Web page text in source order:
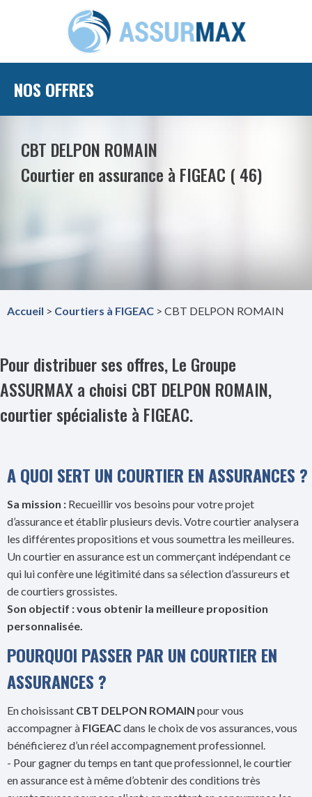
NOS OFFRES
CBT DELPON ROMAIN
Courtier en assurance à FIGEAC ( 46)
Accueil > Courtiers à FIGEAC > CBT DELPON ROMAIN
Pour distribuer ses offres, Le Groupe
ASSURMAX a choisi CBT DELPON ROMAIN,
courtier spécialiste à FIGEAC.
A QUOI SERT UN COURTIER EN ASSURANCES ?
Sa mission : Recueillir vos besoins pour votre projet
d’assurance et établir plusieurs devis. Votre courtier analysera
les différentes propositions et vous soumettra les meilleures.
Un courtier en assurance est un commerçant indépendant ce
qui lui confère une légitimité dans sa sélection d’assureurs et
de courtiers grossistes.
Son objectif : vous obtenir la meilleure proposition
personnalisée.
POURQUOI PASSER PAR UN COURTIER EN
ASSURANCES ?
En choisissant CBT DELPON ROMAIN pour vous
accompagner à FIGEACdans le choix de vos assurances, vous
bénéficierez d’un réel accompagnement professionnel.
- Pour gagner du temps en tant que professionnel, le courtier
en assurance est à même d’obtenir des conditions très